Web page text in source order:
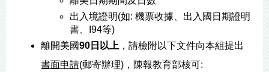
出入境證明(如: 機票收據、出入國日期證明
書、I94等)
離開美國90日以上 ，請檢附以下文件向本組提出
書面申請(郵寄辦理)，陳報教育部核可: